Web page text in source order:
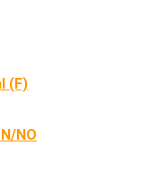
(F)
NO